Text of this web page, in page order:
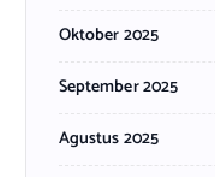
Oktober 2025
September 2025
Agustus 2025